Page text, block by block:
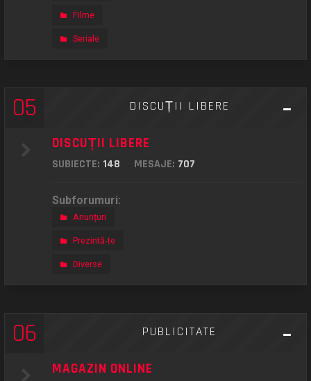
Filme
Seriale
05 DISCUȚII LIBERE
DISCUȚII LIBERE
SUBIECTE: 148 MESAJE: 707
Subforumuri:
Anunțuri
Prezintă-te
Diverse
06 PUBLICITATE
MAGAZIN ONLINE